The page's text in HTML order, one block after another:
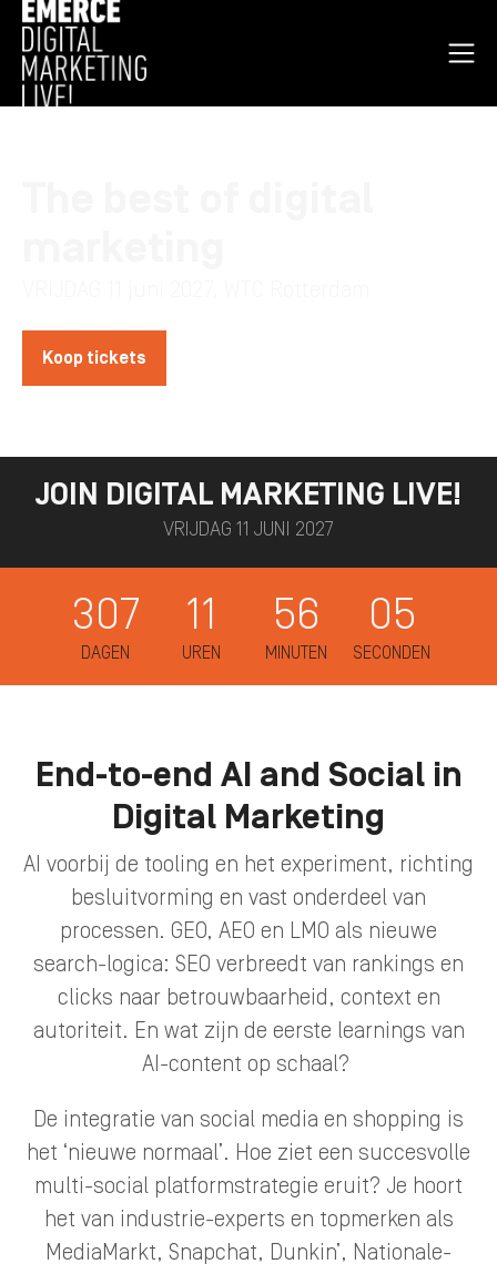
Open
Koop tickets
JOIN DIGITAL MARKETING LIVE!
VRIJDAG 11 JUNI 2027
307
DAGEN
11
UREN
56
MINUTEN
04
SECONDEN
End-to-end AI and Social in
Digital Marketing
AI voorbij de tooling en het experiment, richting
besluitvorming en vast onderdeel van
processen. GEO, AEO en LMO als nieuwe
search-logica: SEO verbreedt van rankings en
clicks naar betrouwbaarheid, context en
autoriteit. En wat zijn de eerste learnings van
AI-content op schaal?
De integratie van social media en shopping is
het ‘nieuwe normaal’. Hoe ziet een succesvolle
multi-social platformstrategie eruit? Je hoort
het van industrie-experts en topmerken als
MediaMarkt, Snapchat, Dunkin’, Nationale-